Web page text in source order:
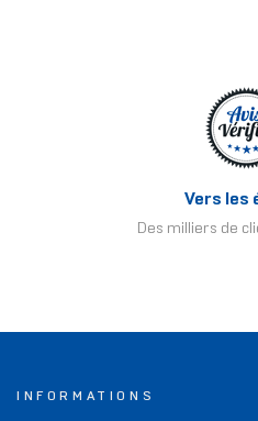
Vers les
Des milliers de
INFORMATIONS